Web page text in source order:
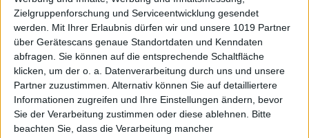
Zielgruppenforschung und Serviceentwicklung gesendet
werden.
Mit Ihrer Erlaubnis dürfen wir und unsere 1019 Partner
über Gerätescans genaue Standortdaten und Kenndaten
abfragen. Sie können auf die entsprechende Schaltfläche
klicken, um der o. a. Datenverarbeitung durch uns und unsere
Partner zuzustimmen. Alternativ können Sie auf detailliertere
Informationen zugreifen und Ihre Einstellungen ändern, bevor
Sie der Verarbeitung zustimmen oder diese ablehnen.
Bitte
beachten Sie, dass die Verarbeitung mancher